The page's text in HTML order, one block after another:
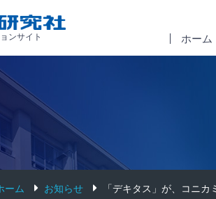
ンサイト ホーム
ーム お知らせ 「デキタス」が、コニ